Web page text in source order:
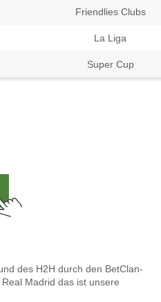
Friendlies Clubs
La Liga
Super Cup
des H2H durch den BetClan-
Madrid das ist unsere